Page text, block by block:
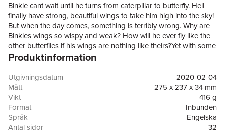
Binkle cant wait until he turns from caterpillar to butterfly. Hell
finally have strong, beautiful wings to take him high into the sky!
But when the day comes, something is terribly wrong. Why are
Binkles wings so wispy and weak? How will he ever fly like the
other butterflies if his wings are nothing like theirs?Yet with some
help and creativity, maybe theres more than one way to fly . . .As
present us with unwelcome challenges, but inventive alternatives
and the support of others can make all the difference.
Produktinformation
Utgivningsdatum
2020-02-04
Mått
275 x 237 x 34 mm
Vikt
416 g
Format
Inbunden
Språk
Engelska
Antal sidor
32